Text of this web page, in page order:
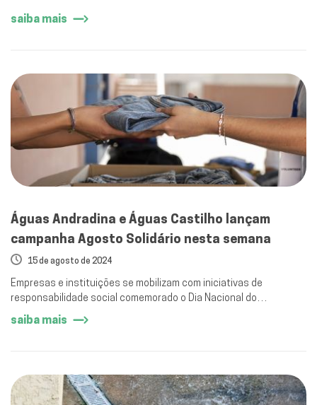
saiba mais
Águas Andradina e Águas Castilho lançam
campanha Agosto Solidário nesta semana
15 de agosto de 2024
Empresas e instituições se mobilizam com iniciativas de
responsabilidade social comemorado o Dia Nacional do
Voluntariado
saiba mais